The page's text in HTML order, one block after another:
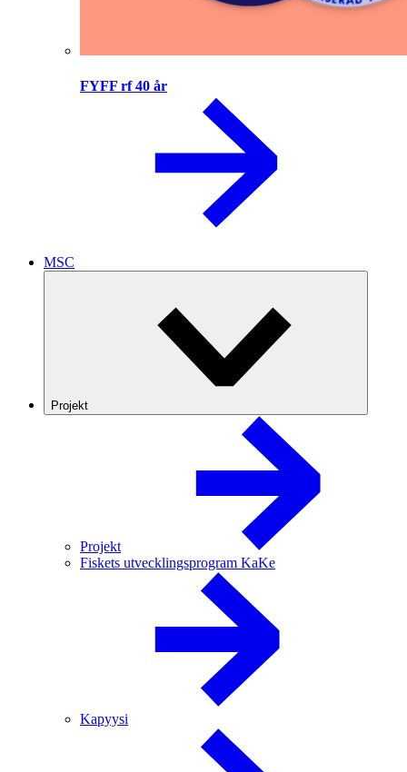
FYFF rf 40 år
MSC
Projekt
Projekt
Fiskets utvecklingsprogram KaKe
Kapyysi